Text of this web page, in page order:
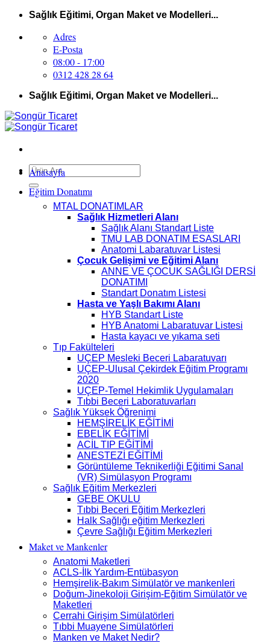
İçeriğeSağlık Eğitimi, Organ Maket ve Modelleri...
Adres
E-Posta
08:00 - 17:00
0312 428 28 64
Sağlık Eğitimi, Organ Maket ve Modelleri...
Ara:
Anasayfa
Eğitim Donatımı
MTAL DONATIMLAR
Sağlık Hizmetleri Alanı
Sağlık Alanı Standart Liste
TMU LAB DONATIM ESASLARI
Anatomi Labaratuvar Listesi
Çocuk Gelişimi ve Eğitimi Alanı
ANNE VE ÇOCUK SAĞLIĞI DERSİ
DONATIMI
Standart Donatım Listesi
Hasta ve Yaşlı Bakımı Alanı
HYB Standart Liste
HYB Anatomi Labaratuvar Listesi
Hasta kayacı ve yıkama seti
Tıp Fakülteleri
UÇEP Mesleki Beceri Labaratuvarı
UÇEP-Ulusal Çekirdek Eğitim Programı
2020
UÇEP-Temel Hekimlik Uygulamaları
Tıbbi Beceri Laboratuvarları
Sağlık Yüksek Öğrenimi
HEMŞİRELİK EĞİTİMİ
EBELİK EĞİTİMİ
ACİL TIP EĞİTİMİ
ANESTEZİ EĞİTİMİ
Görüntüleme Teknikerliği Eğitimi Sanal
(VR) Simülasyon Programı
Sağlık Eğitim Merkezleri
GEBE OKULU
Tıbbi Beceri Eğitim Merkezleri
Halk Sağlığı eğitim Merkezleri
Çevre Sağlığı Eğitim Merkezleri
Maket ve Mankenler
Anatomi Maketleri
ACLS-İlk Yardım-Entübasyon
Hemşirelik-Bakım Simülatör ve mankenleri
Doğum-Jinekoloji Girişim-Eğitim Simülatör ve
Maketleri
Cerrahi Girişim Simülatörleri
Tıbbi Muayene Simülatörleri
Manken ve Maket Nedir?